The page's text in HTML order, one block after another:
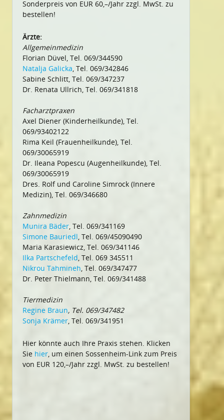
Sonderpreis von EUR 60,–/Jahr zzgl. MwSt. zu
bestellen!
Ärzte:
Allgemeinmedizin
Florian Düvel, Tel. 069/344590
Natalja Galicka, Tel. 069/342846
Sabine Schlitt, Tel. 069/347237
Dr. Renata Ullrich, Tel. 069/341818
Facharztpraxen
Axel Diener (Kinderheilkunde), Tel.
069/93402122
Rima Keil (Frauenheilkunde), Tel.
069/30065919
Dr. Ileana Popescu (Augenheilkunde), Tel.
069/30065919
Dres. Rolf und Caroline Simrock (Innere
Medizin), Tel. 069/346680
Zahnmedizin
Munira Bäder, Tel. 069/341169
Simone Bauriedl, Tel. 069/45090490
Maria Karasiewicz, Tel. 069/341146
Ilka Partschefeld, Tel. 069 345511
Nikrou Tahmineh, Tel. 069/347477
Dr. Peter Thielmann, Tel. 069/341488
Tiermedizin
Regine Braun, Tel. 069/347482
Sonja Krämer, Tel. 069/341951
Hier könnte auch Ihre Praxis stehen. Klicken
Sie hier, um einen Sossenheim-Link zum Preis
von EUR 120,–/Jahr zzgl. MwSt. zu bestellen!